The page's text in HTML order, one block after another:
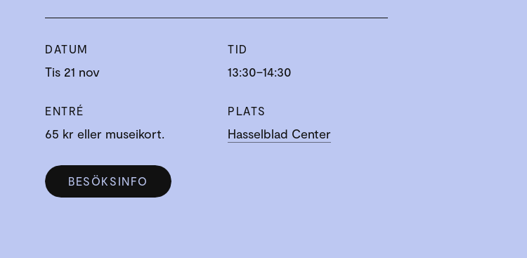
DATUM
Tis 21 nov
TID
13:30–14:30
ENTRÉ
65 kr eller museikort.
PLATS
Hasselblad Center
BESÖKSINFO